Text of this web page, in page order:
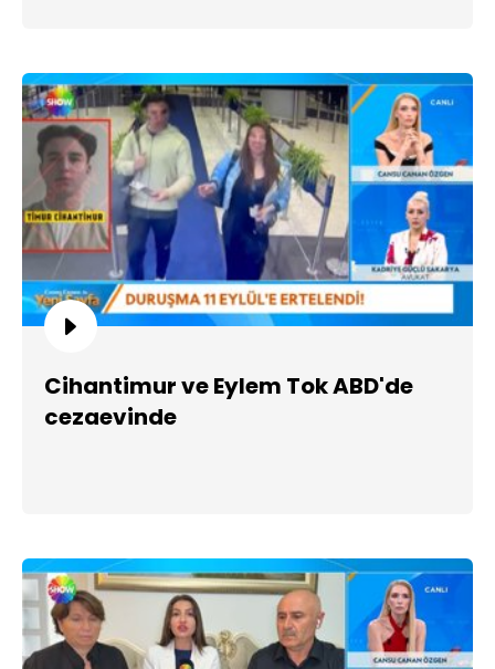
Cihantimur ve Eylem Tok ABD'de
cezaevinde